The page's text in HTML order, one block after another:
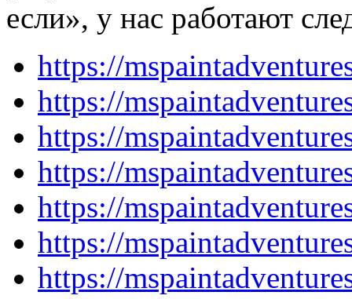
если», у нас работают
https://
https://
https://
https://
https://
https://
https://